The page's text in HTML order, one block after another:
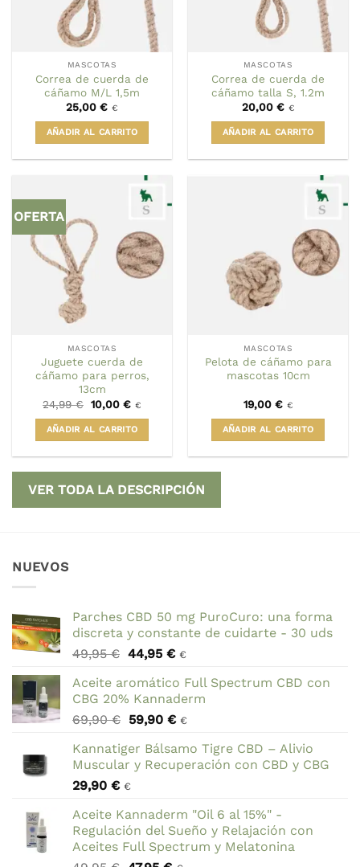
MASCOTAS
Correa de cuerda de
cáñamo M/L 1,5m
25,00 € €
AÑADIR AL CARRITO
MASCOTAS
Correa de cuerda de
cáñamo talla S, 1.2m
20,00 € €
AÑADIR AL CARRITO
OFERTA
MASCOTAS
Juguete cuerda de
cáñamo para perros,
13cm
24,99€ El
precio
original
era:
24,99 €.
10,00€El
actual
es:
10,00 €.
€
AÑADIR AL CARRITO
MASCOTAS
Pelota de cáñamo para
mascotas 10cm
19,00 € €
AÑADIR AL CARRITO
VER TODA LA DESCRIPCIÓN
NUEVOS
Parches CBD 50 mg PuroCuro: una forma
discreta y constante de cuidarte - 30 uds
49,95€ El
original
era:
49,95 €.
44,95 €El
actual
es:
44,95 €.
€
Aceite aromático Full Spectrum CBD con
CBG 20% Kannaderm
69,90€ El
original
era:
69,90 €.
59,90 €El
actual
es:
€
Kannatiger Bálsamo Tigre CBD – Alivio
Muscular y Recuperación con CBD y CBG
29,90 € €
Aceite Kannaderm "Oil 6 al 15%" -
Regulación del Sueño y Relajación con
Aceites Full Spectrum y Melatonina